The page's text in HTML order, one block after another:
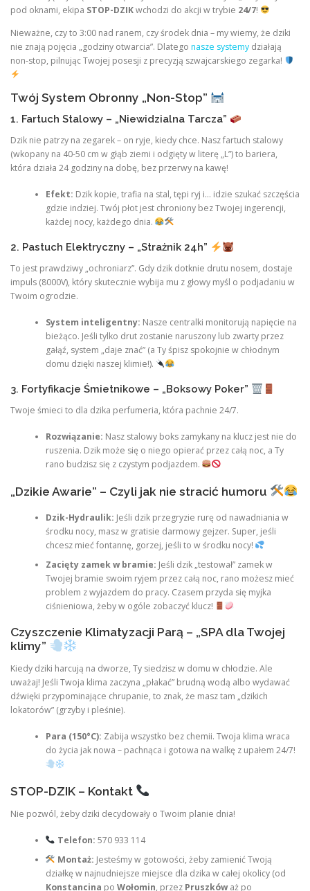
pod oknami, ekipa STOP-DZIKwchodzi do akcji w trybie 24/7!
Nieważne, czy to 3:00 nad ranem, czy środek dnia – my wiemy, że dziki
nie znają pojęcia „godziny otwarcia”. Dlatego nasze systemy działają
non-stop, pilnując Twojej posesji z precyzją szwajcarskiego zegarka!
Twój System Obronny „Non-Stop”
1. Fartuch Stalowy – „Niewidzialna Tarcza”
Dzik nie patrzy na zegarek – on ryje, kiedy chce. Nasz fartuch stalowy
(wkopany na 40-50 cm w głąb ziemi i odgięty w literę „L”) to bariera,
która działa 24 godziny na dobę, bez przerwy na kawę!
Efekt: Dzik kopie, trafia na stal, tępi ryj i… idzie szukać szczęścia
gdzie indziej. Twój płot jest chroniony bez Twojej ingerencji,
każdej nocy, każdego dnia.
2. Pastuch Elektryczny – „Strażnik 24h”
To jest prawdziwy „ochroniarz”. Gdy dzik dotknie drutu nosem, dostaje
impuls (8000V), który skutecznie wybija mu z głowy myśl o podjadaniu w
Twoim ogrodzie.
System inteligentny: Nasze centralki monitorują napięcie na
bieżąco. Jeśli tylko drut zostanie naruszony lub zwarty przez
gałąź, system „daje znać” (a Ty śpisz spokojnie w chłodnym
domu dzięki naszej klimie!).
3. Fortyfikacje Śmietnikowe – „Boksowy Poker”
Twoje śmieci to dla dzika perfumeria, która pachnie 24/7.
Rozwiązanie: Nasz stalowy boks zamykany na klucz jest nie do
ruszenia. Dzik może się o niego opierać przez całą noc, a Ty
rano budzisz się z czystym podjazdem.
„Dzikie Awarie” – Czyli jak nie stracić humoru
Dzik-Hydraulik: Jeśli dzik przegryzie rurę od nawadniania w
środku nocy, masz w gratisie darmowy gejzer. Super, jeśli
chcesz mieć fontannę, gorzej, jeśli to w środku nocy!
Zacięty zamek w bramie: Jeśli dzik „testował” zamek w
Twojej bramie swoim ryjem przez całą noc, rano możesz mieć
problem z wyjazdem do pracy. Czasem przyda się myjka
ciśnieniowa, żeby w ogóle zobaczyć klucz!
Czyszczenie Klimatyzacji Parą – „SPA dla Twojej
klimy”
Kiedy dziki harcują na dworze, Ty siedzisz w domu w chłodzie. Ale
uważaj! Jeśli Twoja klima zaczyna „płakać” brudną wodą albo wydawać
dźwięki przypominające chrupanie, to znak, że masz tam „dzikich
lokatorów” (grzyby i pleśnie).
Para (150°C): Zabija wszystko bez chemii. Twoja klima wraca
do życia jak nowa – pachnąca i gotowa na walkę z upałem 24/7!
STOP-DZIK – Kontakt
Nie pozwól, żeby dziki decydowały o Twoim planie dnia!
Telefon: 570 933 114
Montaż: Jesteśmy w gotowości, żeby zamienić Twoją
działkę w najnudniejsze miejsce dla dzika w całej okolicy (od
Konstancina po Wołomin, przez Pruszkóważ po